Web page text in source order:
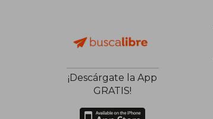
¡Descárgate la App
GRATIS!